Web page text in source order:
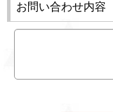
お問い合わせ内容